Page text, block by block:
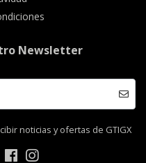
Newsletter
noticias y ofertas de GTIGX